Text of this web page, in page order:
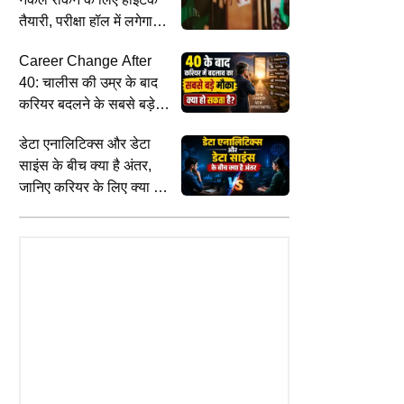
तैयारी, परीक्षा हॉल में लगेगा
अभ्यर्थियों का रजिस्ट्रेशन
Career Change After
40: चालीस की उम्र के बाद
करियर बदलने के सबसे बड़े
सकते हैं, यहां जानें
डेटा एनालिटिक्स और डेटा
साइंस के बीच क्या है अंतर,
जानिए करियर के लिए क्या है